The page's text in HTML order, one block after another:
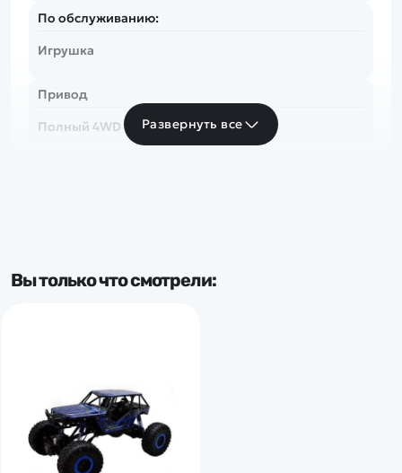
По обслуживанию:
Игрушка
Привод
Полный 4WD
2.4 Ghz
Развернуть все
Вы только что смотрели: